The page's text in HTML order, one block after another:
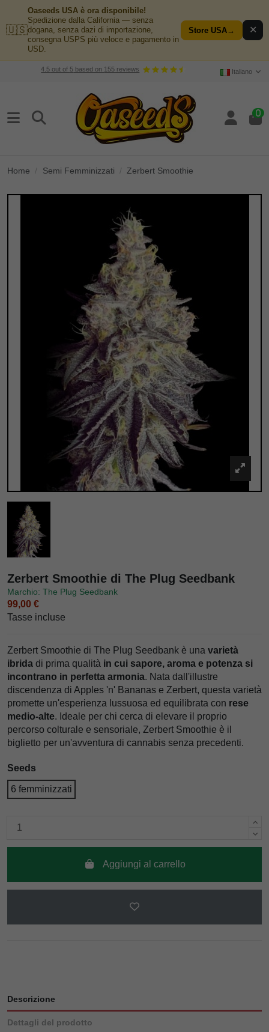
🇺🇸
Oaseeds USA è ora disponibile!
Spedizione dalla California — senza
dogana, senza dazi di importazione,
consegna USPS più veloce e pagamento in
USD.
Store USA→ ✕
4.5 out of 5 based on 155 reviews Italiano
0
Home Semi Femminizzati Zerbert Smoothie
Zerbert Smoothie di The Plug Seedbank
Marchio: The Plug Seedbank
99,00 €
Tasse incluse
Zerbert Smoothie di The Plug Seedbank è una varietà
ibrida di prima qualità in cui sapore, aroma e potenza si
incontrano in perfetta armonia. Nata dall'illustre
discendenza di Apples 'n' Bananas e Zerbert, questa varietà
promette un'esperienza lussuosa ed equilibrata con rese
medio-alte. Ideale per chi cerca di elevare il proprio
percorso colturale e sensoriale, Zerbert Smoothie è il
biglietto per un'avventura di cannabis senza precedenti.
Seeds
6 femminizzati
Aggiungi al carrello
Descrizione
Dettagli del prodotto